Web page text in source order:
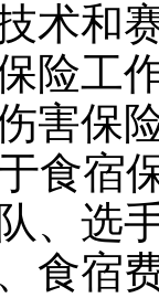
术和
险工
害保
宿保
、选
食宿